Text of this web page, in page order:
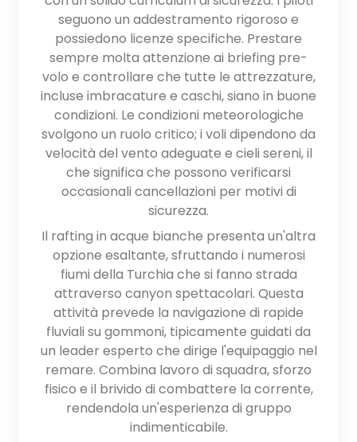
seguono un addestramento rigoroso e
possiedono licenze specifiche. Prestare
sempre molta attenzione ai briefing pre-
volo e controllare che tutte le attrezzature,
incluse imbracature e caschi, siano in buone
condizioni. Le condizioni meteorologiche
svolgono un ruolo critico; i voli dipendono da
velocità del vento adeguate e cieli sereni, il
che significa che possono verificarsi
occasionali cancellazioni per motivi di
sicurezza.
Il rafting in acque bianche presenta un'altra
opzione esaltante, sfruttando i numerosi
fiumi della Turchia che si fanno strada
attraverso canyon spettacolari. Questa
attività prevede la navigazione di rapide
fluviali su gommoni, tipicamente guidati da
un leader esperto che dirige l'equipaggio nel
remare. Combina lavoro di squadra, sforzo
fisico e il brivido di combattere la corrente,
rendendola un'esperienza di gruppo
indimenticabile.